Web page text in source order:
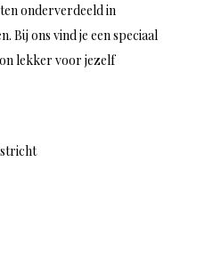
onderverdeeld in
Bij ons vind je een speciaal
lekker voor jezelf